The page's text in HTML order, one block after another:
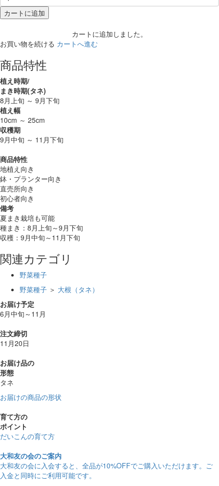
カートに追加
カートに追加しました。
お買い物を続ける カートへ進む
商品特性
植え時期/
まき時期(タネ)
8月上旬 ～ 9月下旬
植え幅
10cm ～ 25cm
収穫期
9月中旬 ～ 11月下旬
商品特性
地植え向き
鉢・プランター向き
直売所向き
初心者向き
備考
夏まき栽培も可能
種まき：8月上旬～9月下旬
収穫：9月中旬～11月下旬
関連カテゴリ
野菜種子
野菜種子 ＞ 大根（タネ）
お届け予定
6月中旬～11月
注文締切
11月20日
お届け品の
形態
タネ
お届けの商品の形状
育て方の
ポイント
だいこんの育て方
大和友の会のご案内
大和友の会に入会すると、 全品が10%OFFでご購入いただけます。ご
入金と同時にご利用可能です。